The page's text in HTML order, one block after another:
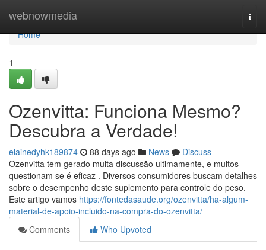
webnowmedia
Home
Home
1
Ozenvitta: Funciona Mesmo?
Descubra a Verdade!
elainedyhk189874 88 days ago News
Discuss
Ozenvitta tem gerado muita discussão ultimamente, e muitos
questionam se é eficaz . Diversos consumidores buscam detalhes
sobre o desempenho deste suplemento para controle do peso.
Este artigo vamos https://fontedasaude.org/ozenvitta/ha-algum-
material-de-apoio-incluido-na-compra-do-ozenvitta/
Comments
Who Upvoted